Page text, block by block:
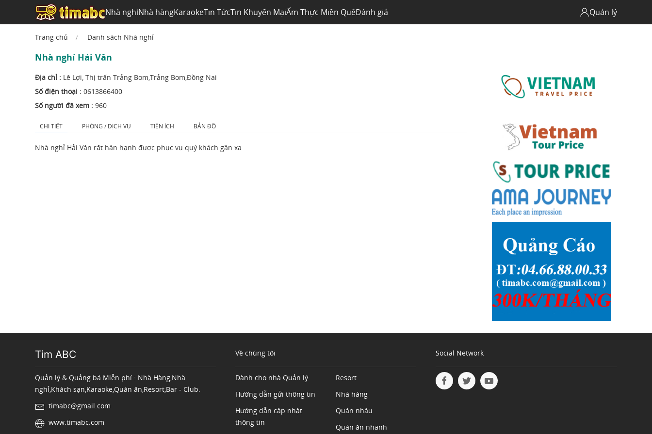
Nhà nghỉNhà hàngKaraokeTin TứcTin Khuyến MạiẨm Thực Miền QuêĐánh giá Quản lý
Trang chủ Danh sách Nhà nghỉ
Nhà nghỉ Hải Vân
Địa chỉ : Lê Lợi, Thị trấn Trảng Bom,Trảng Bom,Đồng Nai
Số điện thoại : 0613866400
Số người đã xem : 960
CHI TIẾT PHÒNG / DỊCH VỤ TIỆN ÍCH BẢN ĐỒ
Nhà nghỉ Hải Vân rất hân hạnh được phục vụ quý khách gần xa
Tim ABC
Quản lý & Quảng bá Miễn phí : Nhà Hàng,Nhà
nghỉ,Khách sạn,Karaoke,Quán ăn,Resort,Bar - Club.
timabc@gmail.com
www.timabc.com
Về chúng tôi
Dành cho nhà Quản lý
Hướng dẫn gửi thông tin
Hướng dẫn cập nhật
thông tin
Resort
Nhà hàng
Quán nhậu
Quán ăn nhanh
Social Network